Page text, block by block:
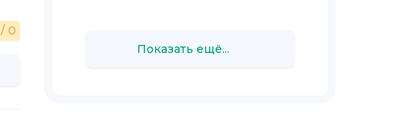
/ 0
Показать ещё...